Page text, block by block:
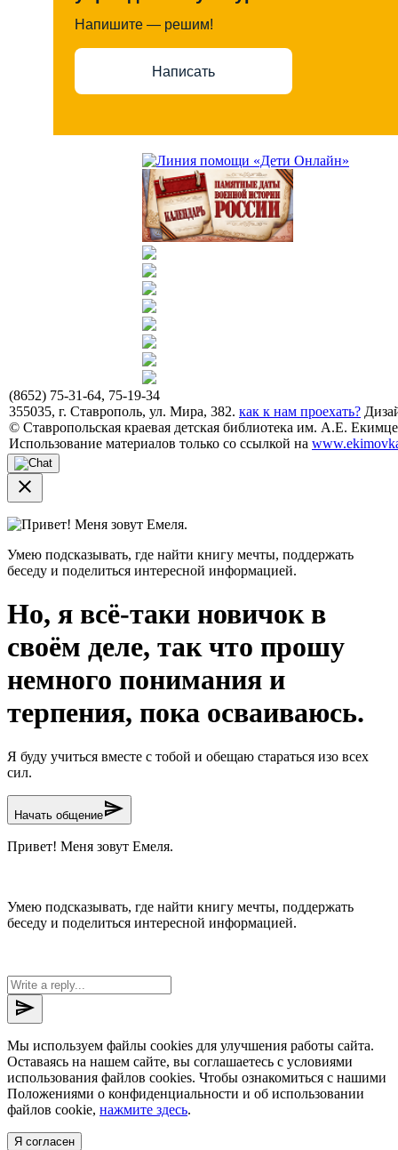
Напишите — решим!
Написать
(8652) 75-31-64, 75-19-34
355035, г. Ставрополь, ул. Мира, 382. как к нам проехать?
© Ставропольская краевая детская библиотека им. А.Е.
Использование материалов только со ссылкой на
close
Привет! Меня зовут Емеля.
Умею подсказывать, где найти книгу мечты, поддержать
беседу и поделиться интересной информацией.
Но, я всё-таки новичок в
своём деле, так что прошу
немного понимания и
терпения, пока осваиваюсь.
Я буду учиться вместе с тобой и обещаю стараться изо всех
сил.
Начать общениеsend
Привет! Меня зовут Емеля.
Умею подсказывать, где найти книгу мечты, поддержать
беседу и поделиться интересной информацией.
send
Мы используем файлы cookies для улучшения работы сайта.
Оставаясь на нашем сайте, вы соглашаетесь с условиями
использования файлов cookies. Чтобы ознакомиться с нашими
Положениями о конфиденциальности и об использовании
файлов cookie, нажмите здесь.
Я согласен